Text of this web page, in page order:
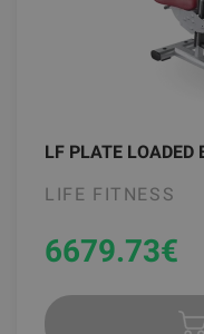
LF PLATE LOADED
LIFE FITNESS
6679.73€